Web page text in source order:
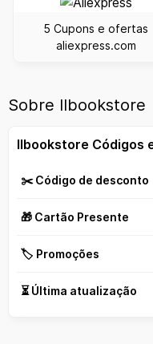
5 Cupons e ofertas
aliexpress.com
Sobre Ilbookstore
Ilbookstore Códigos
✂️ Código de desconto
🎁 Cartão Presente
🏷️ Promoções
⏳ Última atualização